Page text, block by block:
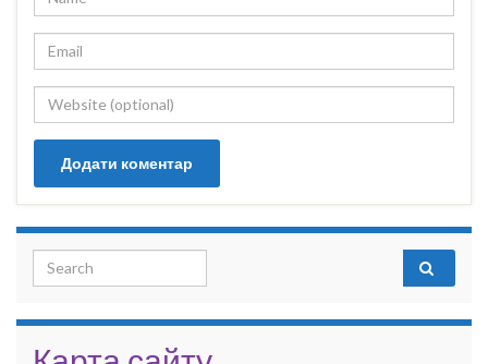
Search for: